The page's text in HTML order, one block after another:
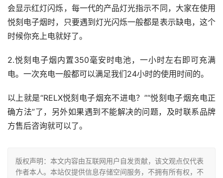
会显示红灯闪烁，每一代的产品灯光指示不同，大家在使用
悦刻电子烟时，只要遇到灯光闪烁一般都是表示缺电，这个
时候你充上电就好了。
2.悦刻电子烟内置350毫安时电池，一小时左右即可充满
电。一次充电一般都可以满足我们24小时的使用时间的。
以上就是“RELX悦刻电子烟充不进电？”“悦刻电子烟充电正
确方法”了，另外如果遇到不能解决的问题，及时联系品牌
方售后咨询就可以了。
版权声明：本文内容由互联网用户自发贡献，该文观点仅代表
作者本人。本站仅提供信息存储空间服务，不拥有所有权，不